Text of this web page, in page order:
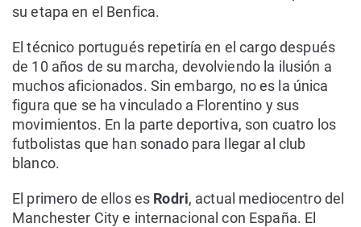
su etapa en el Benfica.
El técnico portugués repetiría en el cargo después
de 10 años de su marcha, devolviendo la ilusión a
muchos aficionados. Sin embargo, no es la única
figura que se ha vinculado a Florentino y sus
movimientos. En la parte deportiva, son cuatro los
futbolistas que han sonado para llegar al club
blanco.
El primero de ellos es Rodri, actual mediocentro del
Manchester City e internacional con España. El